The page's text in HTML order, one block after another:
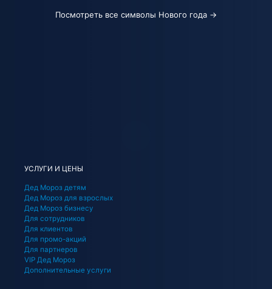
Посмотреть все символы Нового года →
УСЛУГИ И ЦЕНЫ
Дед Мороз детям
Дед Мороз для взрослых
Дед Мороз бизнесу
Для сотрудников
Для клиентов
Для промо-акций
Для партнеров
VIP Дед Мороз
Дополнительные услуги